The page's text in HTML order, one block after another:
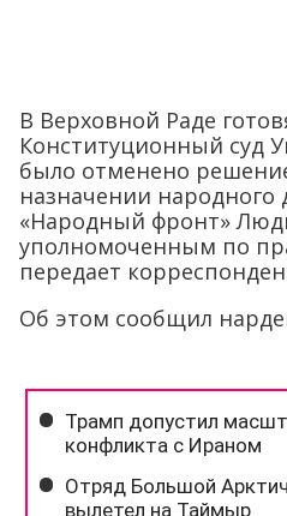
В Верховной Раде
Конституционный суд
было отменено
назначении народного
«Народный фронт»
уполномоченным по
передает
Об этом сообщил